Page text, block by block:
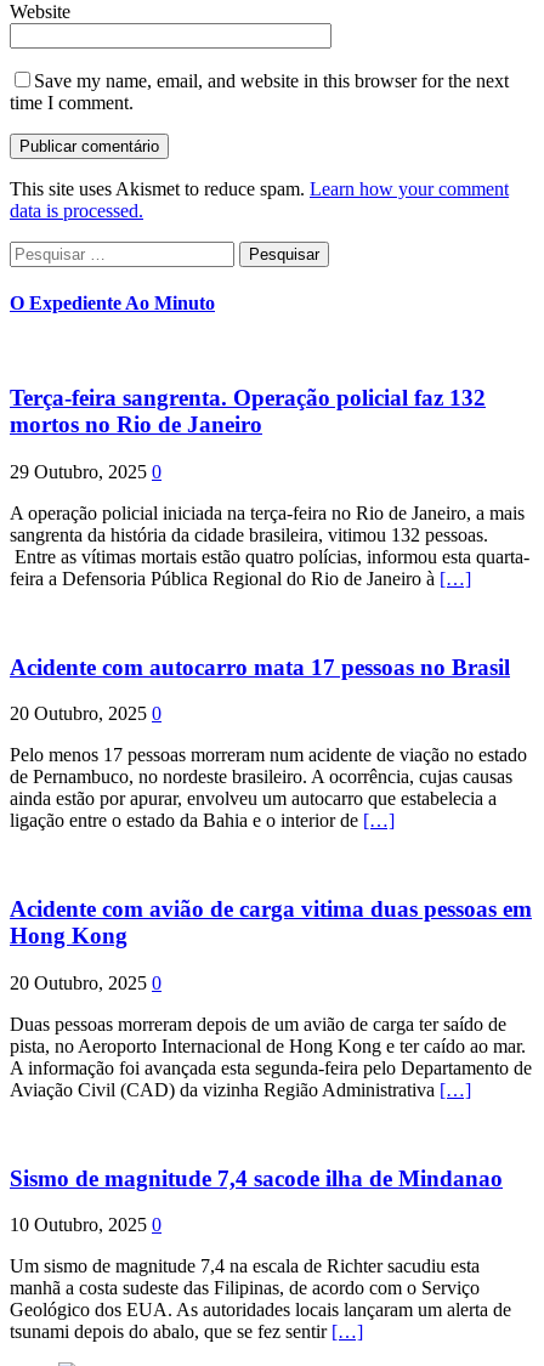
Website
Save my name, email, and website in this browser for the next
time I comment.
This site uses Akismet to reduce spam. Learn how your comment
data is processed.
Pesquisar
por:
O Expediente Ao Minuto
Terça-feira sangrenta. Operação policial faz 132
mortos no Rio de Janeiro
29 Outubro, 2025 0
A operação policial iniciada na terça-feira no Rio de Janeiro, a mais
sangrenta da história da cidade brasileira, vitimou 132 pessoas.
Entre as vítimas mortais estão quatro polícias, informou esta quarta-
feira a Defensoria Pública Regional do Rio de Janeiro à […]
Acidente com autocarro mata 17 pessoas no Brasil
20 Outubro, 2025 0
Pelo menos 17 pessoas morreram num acidente de viação no estado
de Pernambuco, no nordeste brasileiro. A ocorrência, cujas causas
ainda estão por apurar, envolveu um autocarro que estabelecia a
ligação entre o estado da Bahia e o interior de […]
Acidente com avião de carga vitima duas pessoas em
Hong Kong
20 Outubro, 2025 0
Duas pessoas morreram depois de um avião de carga ter saído de
pista, no Aeroporto Internacional de Hong Kong e ter caído ao mar.
A informação foi avançada esta segunda-feira pelo Departamento de
Aviação Civil (CAD) da vizinha Região Administrativa […]
Sismo de magnitude 7,4 sacode ilha de Mindanao
10 Outubro, 2025 0
Um sismo de magnitude 7,4 na escala de Richter sacudiu esta
manhã a costa sudeste das Filipinas, de acordo com o Serviço
Geológico dos EUA. As autoridades locais lançaram um alerta de
tsunami depois do abalo, que se fez sentir […]